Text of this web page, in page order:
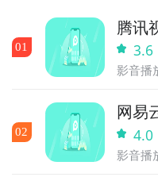
01
腾讯
3.6
影音播
02
网易
4.0
影音播